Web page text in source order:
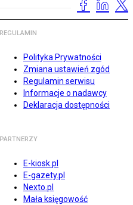
REGULAMIN
Polityka Prywatności
Zmiana ustawień zgód
Regulamin serwisu
Informacje o nadawcy
Deklaracja dostępności
PARTNERZY
E-kiosk.pl
E-gazety.pl
Nexto.pl
Mała księgowość